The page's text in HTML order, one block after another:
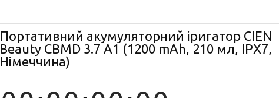
Портативний акумуляторний іригатор CIEN
Beauty CBMD 3.7 A1 (1200 mAh, 210 мл, IPX7,
Німеччина)